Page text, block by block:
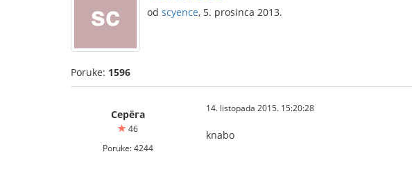
od scyence, 5. prosinca 2013.
Poruke: 1596
Серёга
46
Poruke: 4244
14. listopada 2015. 15:20:28
knabo